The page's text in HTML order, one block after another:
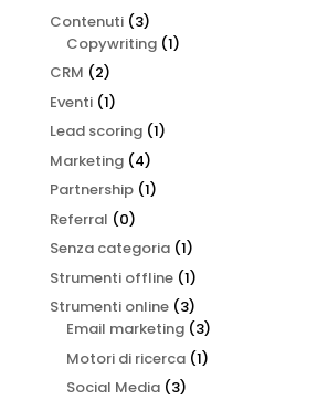
Contenuti(3)
Copywriting(1)
CRM (2)
Eventi(1)
Lead scoring(1)
Marketing(4)
Partnership(1)
Referral (0)
Senza categoria(1)
Strumenti offline(1)
Strumenti online(3)
Email marketing(3)
Motori di ricerca(1)
Social Media(3)